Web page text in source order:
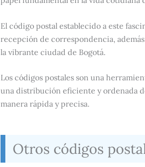
El código postal establecido a este
recepción de correspondencia,
la vibrante ciudad de Bogotá.
Los códigos postales son una
una distribución eficiente y ordenada
manera rápida y precisa.
Otros códigos